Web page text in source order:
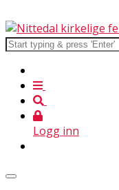
Logg inn